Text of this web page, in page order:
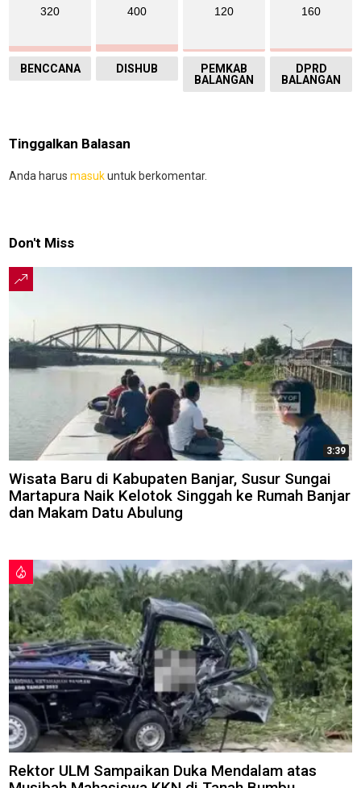
320
BENCCANA
400
DISHUB
120
PEMKAB
BALANGAN
160
DPRD
BALANGAN
Tinggalkan Balasan
Anda harus masukuntuk berkomentar.
Don't Miss
3:39
Wisata Baru di Kabupaten Banjar, Susur Sungai
Martapura Naik Kelotok Singgah ke Rumah Banjar
dan Makam Datu Abulung
Rektor ULM Sampaikan Duka Mendalam atas